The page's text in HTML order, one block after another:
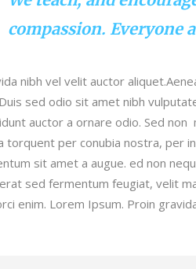
compassion. Everyone
nibh vel velit auctor
sed odio sit amet nibh
auctor a ornare odio. Sed
torquent per conubia nostra, per
sit amet a augue. ed non
sed fermentum feugiat, velit
enim. Lorem Ipsum. Proin